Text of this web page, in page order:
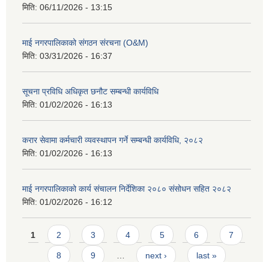
मिति: 06/11/2026 - 13:15
माई नगरपालिकाको संगठन संरचना (O&M)
मिति: 03/31/2026 - 16:37
सूचना प्रविधि अधिकृत छनौट सम्बन्धी कार्यविधि
मिति: 01/02/2026 - 16:13
करार सेवामा कर्मचारी व्यवस्थापन गर्ने सम्बन्धी कार्यविधि, २०८२
मिति: 01/02/2026 - 16:13
माई नगरपालिकाको कार्य संचालन निर्देशिका २०८० संसोधन सहित २०८२
मिति: 01/02/2026 - 16:12
Pages
1 2 3 4 5 6 7
8 9 next › last »